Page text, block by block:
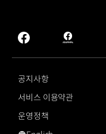
facebook
hmg
journal
공지사항
서비스 이용약관
운영정책